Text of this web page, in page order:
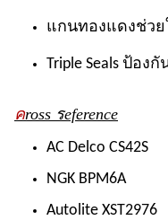
แกนทองแดงช่ว
Triple Seals ป้อง
คross รeference
AC Delco CS42S
NGK BPM6A
Autolite XST2976